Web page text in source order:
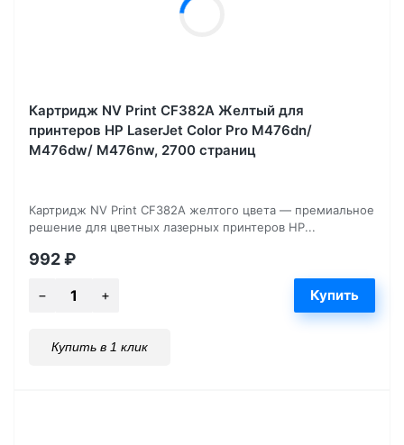
Картридж NV Print CF382A Желтый для
принтеров HP LaserJet Color Pro M476dn/
M476dw/ M476nw, 2700 страниц
Картридж NV Print CF382A желтого цвета — премиальное
решение для цветных лазерных принтеров HP...
992₽
Купить в 1 клик